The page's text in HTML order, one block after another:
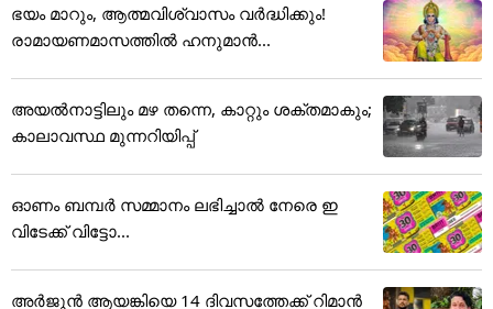
ഭയം മാറും, ആത്മവിശ്വാസം വർദ്ധിക്കും!
രാമായണമാസത്തിൽ ഹനുമാൻ...
അയൽനാട്ടിലും മഴ തന്നെ, കാറ്റും ശക്തമാകും;
കാലാവസ്ഥ മുന്നറിയിപ്പ്
ഓണം ബമ്പര്‍ സമ്മാനം ലഭിച്ചാല്‍ നേരെ ഇ
വിടേക്ക് വിട്ടോ...
അ‌ർജുൻ ആയങ്കിയെ 14 ദിവസത്തേക്ക് റിമാൻ